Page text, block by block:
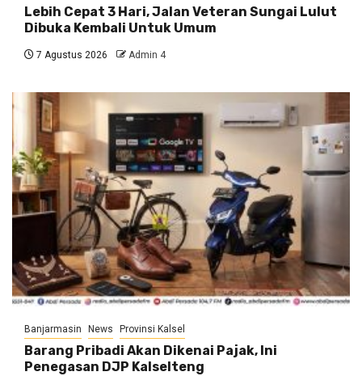
Lebih Cepat 3 Hari, Jalan Veteran Sungai Lulut
Dibuka Kembali Untuk Umum
7 Agustus 2026 Admin 4
Banjarmasin News Provinsi Kalsel
Barang Pribadi Akan Dikenai Pajak, Ini
Penegasan DJP Kalselteng